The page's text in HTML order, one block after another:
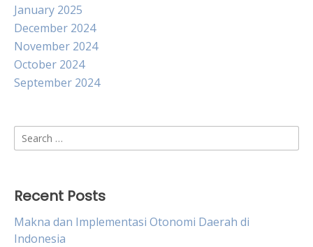
January 2025
December 2024
November 2024
October 2024
September 2024
Search
for:
Recent Posts
Makna dan Implementasi Otonomi Daerah di
Indonesia